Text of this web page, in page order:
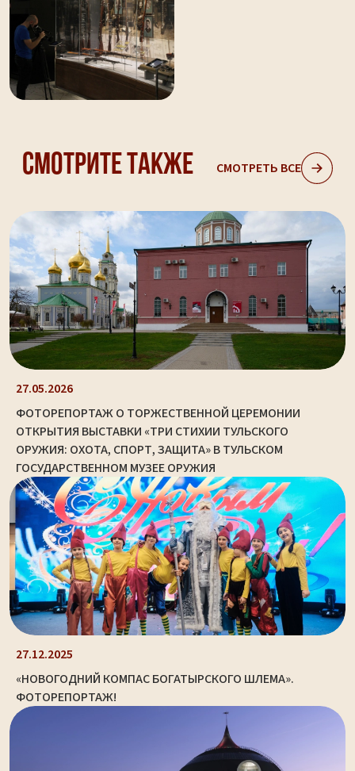
Смотрите также СМОТРЕТЬ ВСЕ
27.05.2026
ФОТОРЕПОРТАЖ О ТОРЖЕСТВЕННОЙ ЦЕРЕМОНИИ
ОТКРЫТИЯ ВЫСТАВКИ «ТРИ СТИХИИ ТУЛЬСКОГО
ОРУЖИЯ: ОХОТА, СПОРТ, ЗАЩИТА» В ТУЛЬСКОМ
ГОСУДАРСТВЕННОМ МУЗЕЕ ОРУЖИЯ
27.12.2025
«НОВОГОДНИЙ КОМПАС БОГАТЫРСКОГО ШЛЕМА».
ФОТОРЕПОРТАЖ!